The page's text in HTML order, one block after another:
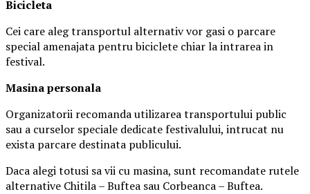
Bicicleta
Cei care aleg transportul alternativ vor gasi o parcare
special amenajata pentru biciclete chiar la intrarea in
festival.
Masinapersonala
Organizatorii recomanda utilizarea transportului public
sau a curselor speciale dedicate festivalului, intrucat nu
exista parcare destinata publicului.
Daca alegi totusi sa vii cu masina, sunt recomandate rutele
alternative Chitila – Buftea sau Corbeanca – Buftea.